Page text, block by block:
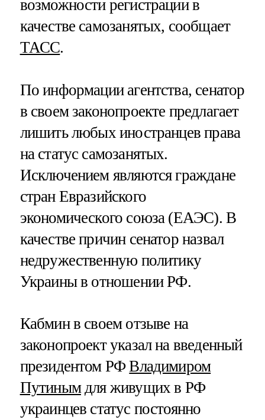
возможности регистрации в
качестве самозанятых, сообщает
ТАСС.
По информации агентства, сенатор
в своем законопроекте предлагает
лишить любых иностранцев права
на статус самозанятых.
Исключением являются граждане
стран Евразийского
экономического союза (ЕАЭС). В
качестве причин сенатор назвал
недружественную политику
Украины в отношении РФ.
Кабмин в своем отзыве на
законопроект указал на введенный
президентом РФВладимиром
Путинымдля живущих в РФ
украинцев статус постоянно